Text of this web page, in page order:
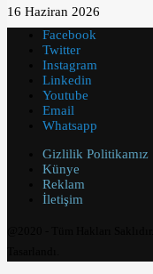
16 Haziran 2026
Facebook
Twitter
Instagram
Linkedin
Youtube
Email
Whatsapp
Gizlilik Politikamız
Künye
Reklam
İletişim